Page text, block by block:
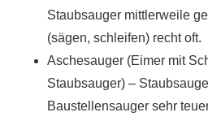
Staubsauger mittlerweile
(sägen, schleifen) recht oft.
Aschesauger (Eimer mit
Staubsauger) –
Baustellensauger sehr